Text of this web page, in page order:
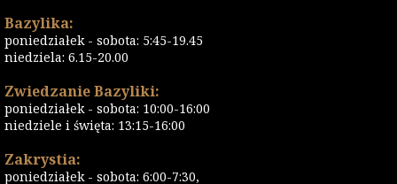
Bazylika:
poniedziałek - sobota: 5:45-19.45
niedziela: 6.15-20.00
Zwiedzanie Bazyliki:
poniedziałek - sobota: 10:00-16:00
niedziele i święta: 13:15-16:00
Zakrystia:
poniedziałek - sobota: 6:00-7:30,